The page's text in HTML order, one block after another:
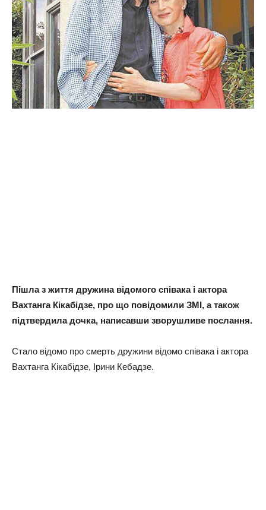
Пішла з життя дружина відомого співака і актора
Вахтанга Кікабідзе, про що повідомили ЗМІ, а також
підтвердила дочка, написавши зворушливе послання.
Стало відомо про смерть дружини відомо співака і актора
Вахтанга Кікабідзе, Ірини Кебадзе.